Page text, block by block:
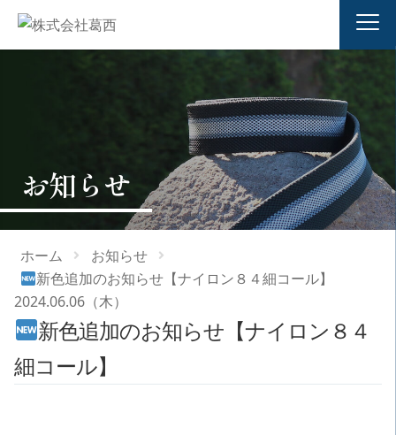
お知らせ
ホーム
お知らせ
新色追加のお知らせ【ナイロン８４細コール】
2024.06.06（木）
新色追加のお知らせ【ナイロン８４
細コール】